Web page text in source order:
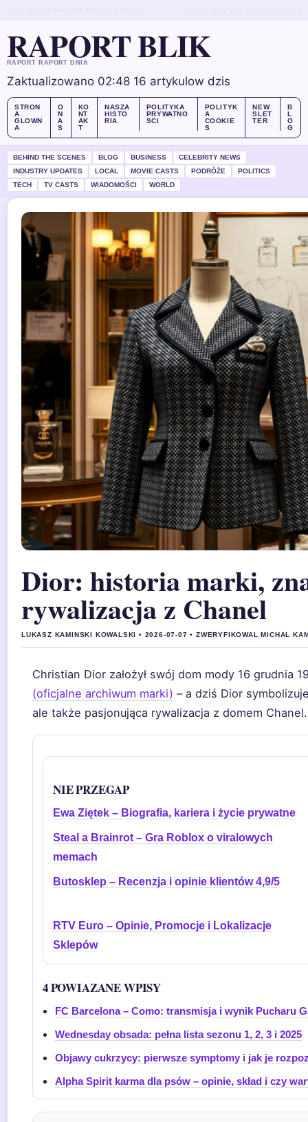
RAPORT BLIK
RAPORT RAPORT DNIA
Zaktualizowano 02:48 16 artykulow dzis
STRON
A
GLOWN
A
O
N
A
S
KO
NT
AK
T
NASZA
HISTO
RIA
POLITYKA
PRYWATNO
SCI
POLITYK
A
COOKIE
S
NEW
SLET
TER
B
L
O
G
BEHIND THE SCENES BLOG BUSINESS
CELEBRITY NEWS
INDUSTRY UPDATES
LOCAL MOVIE CASTS PODRÓŻE
POLITICS
TECH
TV CASTS WIADOMOŚCI WORLD
Dior: historia marki,
rywalizacja z Chanel
LUKASZ KAMINSKI KOWALSKI • 2026-07-07 • ZWERYFIKOWAL MICHAL
Christian Dior założył swój dom mody 16 grudnia
(oficjalne archiwum marki) – a dziś Dior
ale także pasjonująca rywalizacja z domem Chanel.
NIE PRZEGAP
Ewa Ziętek – Biografia, kariera i życie prywatne
Steal a Brainrot – Gra Roblox o viralowych
memach
Butosklep – Recenzja i opinie klientów 4,9/5
RTV Euro – Opinie, Promocje i Lokalizacje
Sklepów
4 POWIAZANE WPISY
FC Barcelona – Como: transmisja i wynik Pucharu
Wednesday obsada: pełna lista sezonu 1, 2, 3 i 2025
Objawy cukrzycy: pierwsze symptomy i jak je
Alpha Spirit karma dla psów – opinie, skład i czy